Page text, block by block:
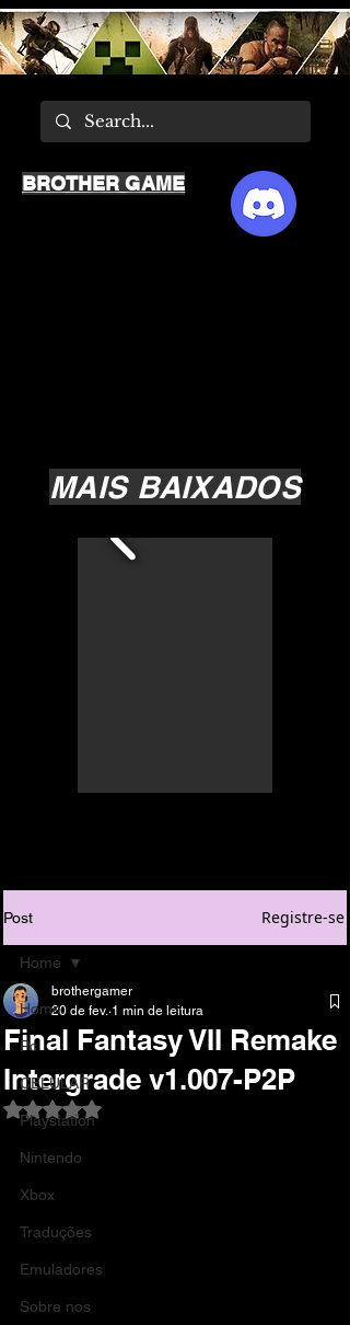
MAIS BAIXADOS
BROTHER GAME
Post Registre-se
Home
Pc
CELULAR
Playstation
Nintendo
Xbox
Traduções
Emuladores
Sobre nos
Home
Final Fantasy VII Remake
Intergrade v1.007-P2P
brothergamer
20 de fev. 1 min de leitura
Avaliado com NaN de 5 estrelas.